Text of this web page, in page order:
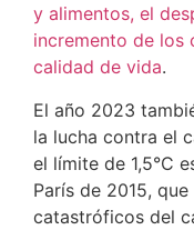
y alimentos, el
incremento de los
calidad de vida.
El año 2023
la lucha contra el
el límite de 1,5°C
París de 2015,
catastróficos del